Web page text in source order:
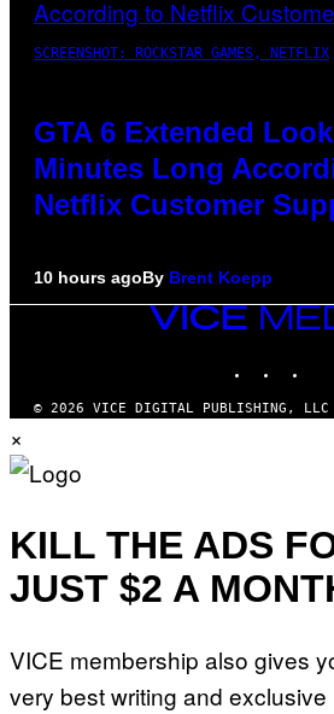
SCREENSHOT: ROCKSTAR GAMES, NETFLIX
GTA 6 Extended
Minutes Long
Netflix Customer
10 hours agoBy Brent Koepp
VICE
MEDIA
© 2026 VICE DIGITAL PUBLISHING, LLC
×
KILL THE ADS
JUST $2 A
VICE membership also gives
very best writing and exclusive